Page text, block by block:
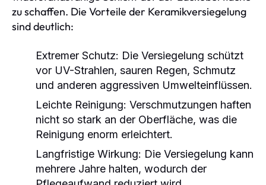
zu schaffen. Die Vorteile der Keramikversiegelung
sind deutlich:
Extremer Schutz: Die Versiegelung schützt
vor UV-Strahlen, sauren Regen, Schmutz
und anderen aggressiven Umwelteinflüssen.
Leichte Reinigung: Verschmutzungen haften
nicht so stark an der Oberfläche, was die
Reinigung enorm erleichtert.
Langfristige Wirkung: Die Versiegelung kann
mehrere Jahre halten, wodurch der